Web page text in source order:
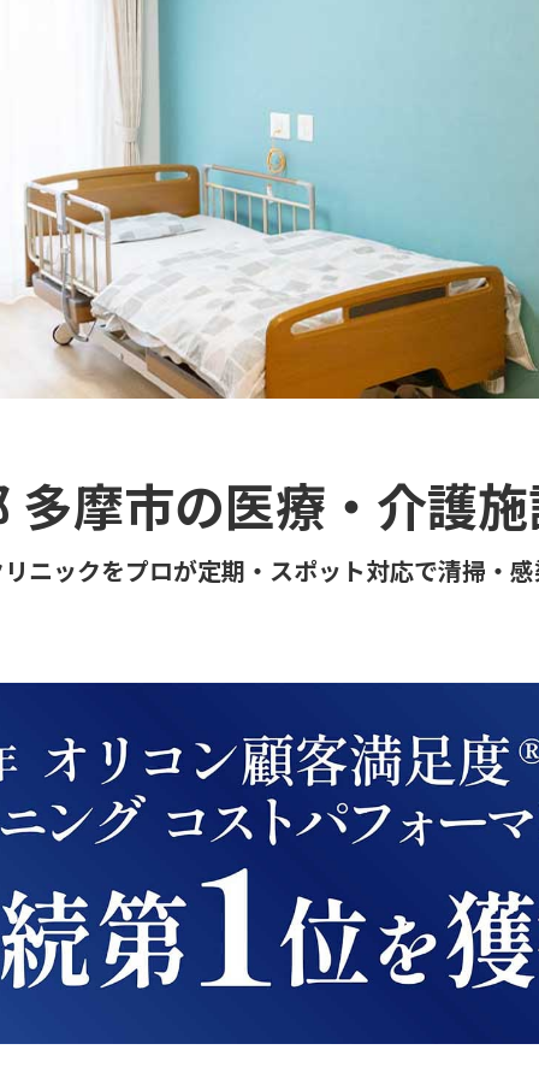
多摩市の医療・介護
ニックをプロが定期・スポット対応で清掃・